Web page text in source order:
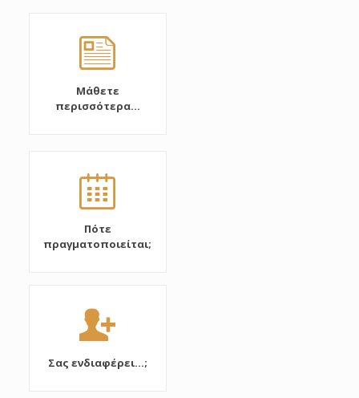
Μάθετε
περισσότερα...
Πότε
πραγματοποιείται;
Σας ενδιαφέρει...;